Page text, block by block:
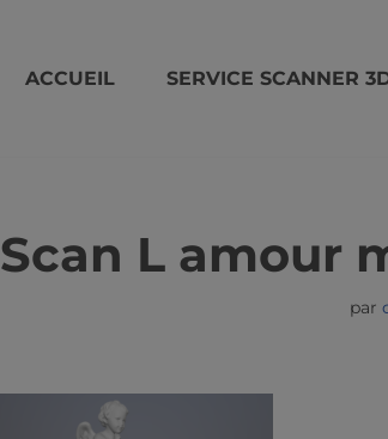
ACCUEIL SERVICE SCANNER
Scan L amour
par